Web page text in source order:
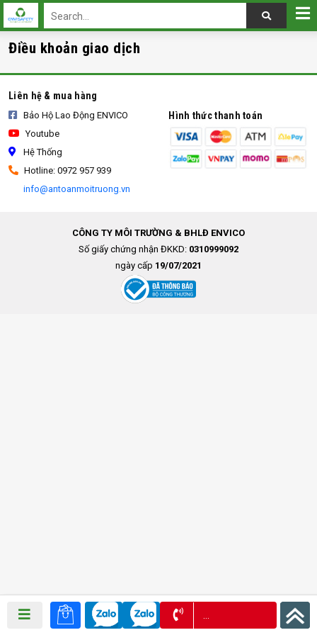
Trang chủ Điều khoản giao dịch
Điều khoản giao dịch
Liên hệ & mua hàng
Bảo Hộ Lao Động ENVICO
Youtube
Hệ Thống
Hotline: 0972 957 939
info@antoanmoitruong.vn
Hình thức thanh toán
CÔNG TY MÔI TRƯỜNG & BHLĐ ENVICO
Số giấy chứng nhận ĐKKD: 0310999092
ngày cấp 19/07/2021